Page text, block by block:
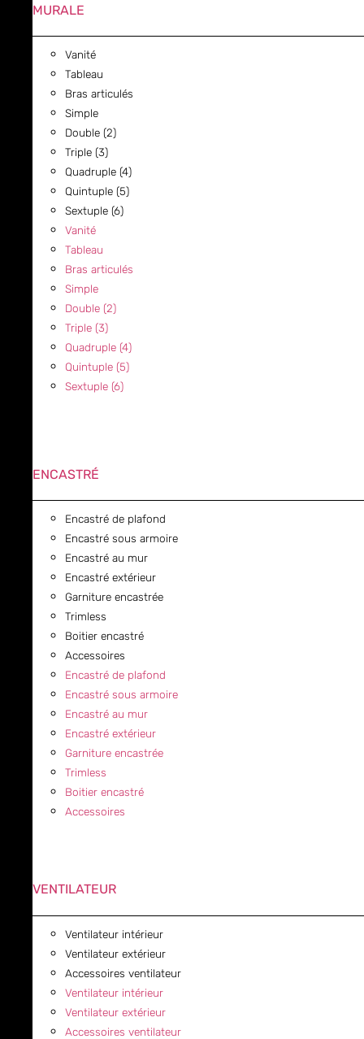
MURALE
Vanité
Tableau
Bras articulés
Simple
Double (2)
Triple (3)
Quadruple (4)
Quintuple (5)
Sextuple (6)
Vanité
Tableau
Bras articulés
Simple
Double (2)
Triple (3)
Quadruple (4)
Quintuple (5)
Sextuple (6)
ENCASTRÉ
Encastré de plafond
Encastré sous armoire
Encastré au mur
Encastré extérieur
Garniture encastrée
Trimless
Boitier encastré
Accessoires
Encastré de plafond
Encastré sous armoire
Encastré au mur
Encastré extérieur
Garniture encastrée
Trimless
Boitier encastré
Accessoires
VENTILATEUR
Ventilateur intérieur
Ventilateur extérieur
Accessoires ventilateur
Ventilateur intérieur
Ventilateur extérieur
Accessoires ventilateur